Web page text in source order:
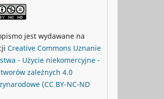
jest wydawane na
Creative Commons Uznanie
- Użycie niekomercyjne -
zależnych 4.0
(CC BY-NC-ND